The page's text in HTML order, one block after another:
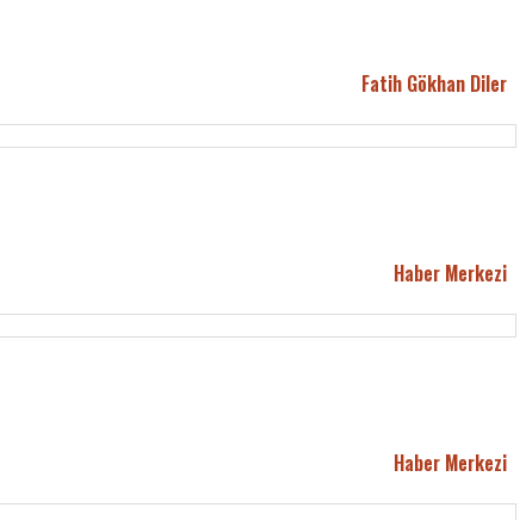
Fatih Gökhan Diler
Haber Merkezi
Haber Merkezi